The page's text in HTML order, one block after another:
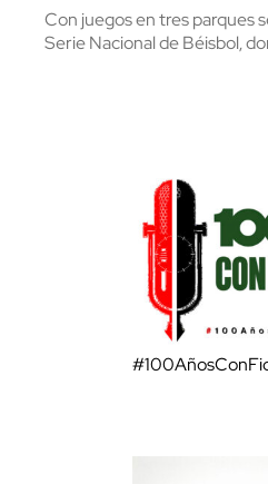
Con juegos en tres parques
Serie Nacional de Béisbol,